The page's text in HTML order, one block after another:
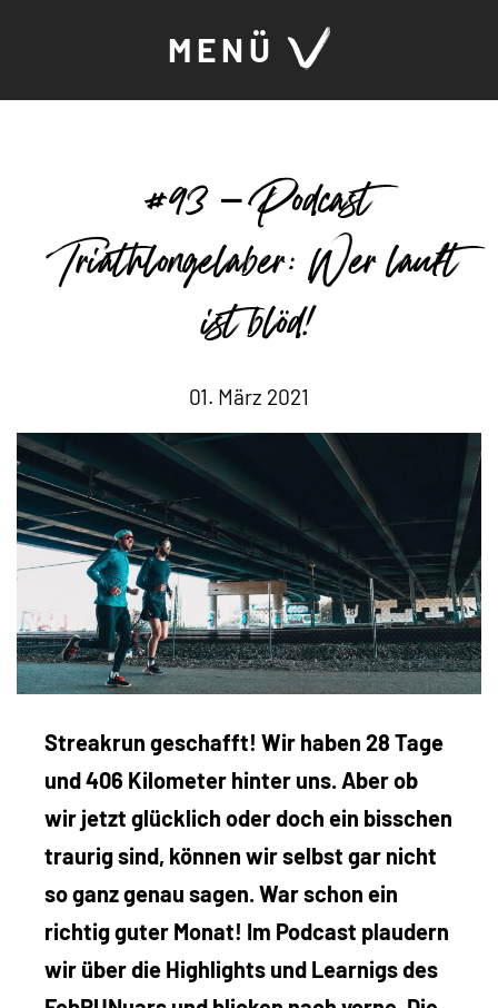
MENÜ
#93 – Podcast
Triathlongelaber: Wer lauft
ist blöd!
01. März 2021
Streakrun geschafft! Wir haben 28 Tage
und 406 Kilometer hinter uns. Aber ob
wir jetzt glücklich oder doch ein bisschen
traurig sind, können wir selbst gar nicht
so ganz genau sagen. War schon ein
richtig guter Monat! Im Podcast plaudern
wir über die Highlights und Learnigs des